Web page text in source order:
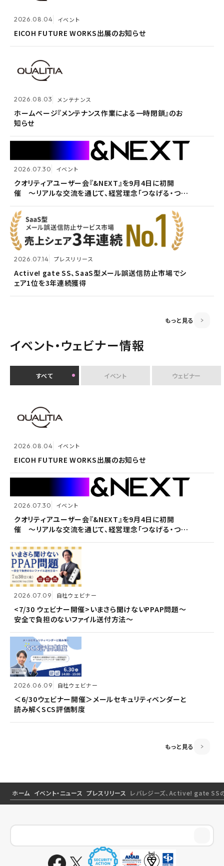
2026.08.04 イベント
EICOH FUTURE WORKS出展のお知らせ
2026.08.03 メンテナンス
ホームページ『メンテナンス作業による一時閉鎖』のお
知らせ
2026.07.30 イベント
クオリティアユーザー会『&NEXT』を9月4日に初開
催 〜リアルな交流を通じて、経営理念「つなげる・つな
2026.07.14 プレスリリース
Active! gate SS、SaaS型メール誤送信防止市場でシ
ェア1位を3年連続獲得
クオリティアユーザー会『&NEXT』を9月4日に初開
催 〜リアルな交流を通じて、経営理念「つなげる・つな
がる想いを未来へつなぐ」を体現〜
Active! gate SS、SaaS型メール誤送信防止市場でシ
ェア1位を3年連続獲得
2026.07.09 自社ウェビナー
<7/30 ウェビナー開催>いまさら聞けないPPAP問題～
2026.06.18 プレスリリース
富山県内7信用金庫、DEEPMailとPOWER EGGの連携
2026.08.03 メンテナンス
ホームページ『メンテナンス作業による一時閉鎖』のお
2026.05.14 メンテナンス
ホームページ『メンテナンス作業による一時閉鎖』のお
2026.05.13 メンテナンス
ホームページ『メンテナンス作業による一時閉鎖』のお
知らせ
2026.03.02 お知らせ
もっと見る
イベント・ウェビナー情報
すべて イベント ウェビナー
2026.08.04 イベント
EICOH FUTURE WORKS出展のお知らせ
2026.07.30 イベント
クオリティアユーザー会『&NEXT』を9月4日に初開
催 〜リアルな交流を通じて、経営理念「つなげる・つな
2026.07.09 自社ウェビナー
<7/30 ウェビナー開催>いまさら聞けないPPAP問題～
安全で負担のないファイル送付方法～
2026.06.09 自社ウェビナー
＜6/30ウェビナー開催＞メールセキュリティベンダーと
読み解くSCS評価制度
2026.08.04 イベント
EICOH FUTURE WORKS出展のお知らせ
2026.07.30 イベント
クオリティアユーザー会『&NEXT』を9月4日に初開
催 〜リアルな交流を通じて、経営理念「つなげる・つな
2026.07.09 自社ウェビナー
<7/30 ウェビナー開催>いまさら聞けないPPAP問題～
安全で負担のないファイル送付方法～
2026.06.09 自社ウェビナー
＜6/30ウェビナー開催＞メールセキュリティベンダーと
読み解くSCS評価制度
2026.07.30
クオリティアユーザー会『&NEXT』を9月4日に初開
催 〜リアルな交流を通じて、経営理念「つなげる・つな
がる想いを未来へつなぐ」を体現〜
2026.07.09 自社ウェビナー
<7/30 ウェビナー開催>いまさら聞けないPPAP問題～
2026.06.09 自社ウェビナー
＜6/30ウェビナー開催＞メールセキュリティベンダーと
2026.04.28 共催ウェビナー
＜5/21ウェビナー開催＞ゼロトラスト思考～信用しない
もっと見る
ホーム イベント・ニュース プレスリリース レバレジーズ、Active! gate SS